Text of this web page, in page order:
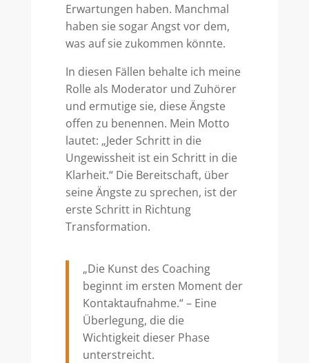
Erwartungen haben. Manchmal
haben sie sogar Angst vor dem,
was auf sie zukommen könnte.
In diesen Fällen behalte ich meine
Rolle als Moderator und Zuhörer
und ermutige sie, diese Ängste
offen zu benennen. Mein Motto
lautet: „Jeder Schritt in die
Ungewissheit ist ein Schritt in die
Klarheit.“ Die Bereitschaft, über
seine Ängste zu sprechen, ist der
erste Schritt in Richtung
Transformation.
„Die Kunst des Coaching
beginnt im ersten Moment der
Kontaktaufnahme.“ – Eine
Überlegung, die die
Wichtigkeit dieser Phase
unterstreicht.